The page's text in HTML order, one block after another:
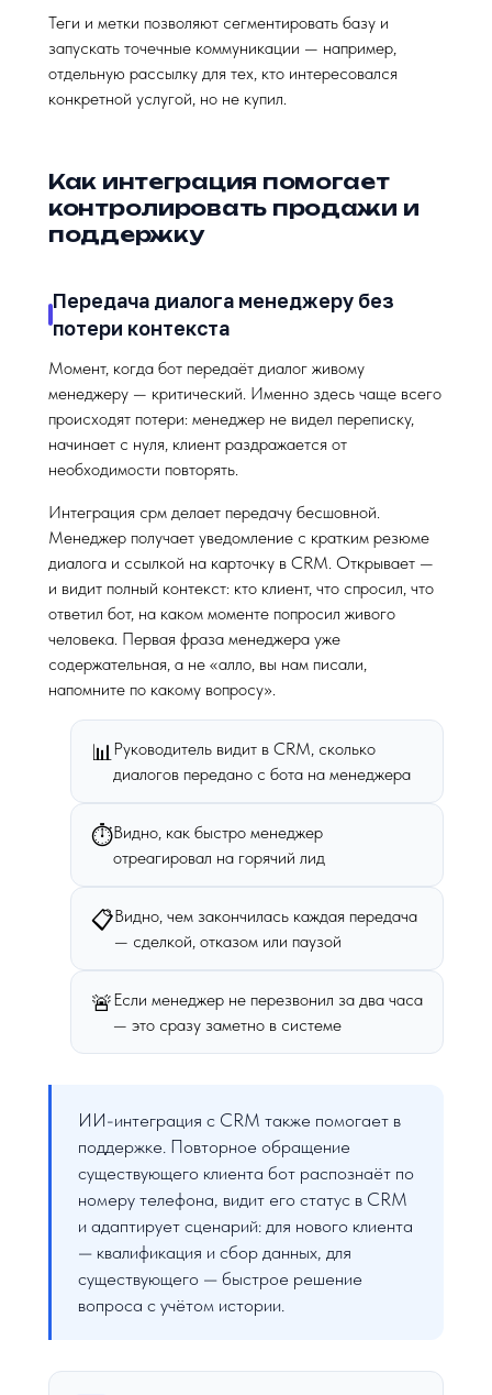
Теги и метки позволяют сегментировать базу и
запускать точечные коммуникации — например,
отдельную рассылку для тех, кто интересовался
конкретной услугой, но не купил.
Как интеграция помогает
контролировать продажи и
поддержку
Передача диалога менеджеру без
потери контекста
Момент, когда бот передаёт диалог живому
менеджеру — критический. Именно здесь чаще всего
происходят потери: менеджер не видел переписку,
начинает с нуля, клиент раздражается от
необходимости повторять.
Интеграция срм делает передачу бесшовной.
Менеджер получает уведомление с кратким резюме
диалога и ссылкой на карточку в CRM. Открывает —
и видит полный контекст: кто клиент, что спросил, что
ответил бот, на каком моменте попросил живого
человека. Первая фраза менеджера уже
содержательная, а не «алло, вы нам писали,
напомните по какому вопросу».
📊Руководитель видит в CRM, сколько
диалогов передано с бота на менеджера
⏱️Видно, как быстро менеджер
отреагировал на горячий лид
📋Видно, чем закончилась каждая передача
— сделкой, отказом или паузой
🚨Если менеджер не перезвонил за два часа
— это сразу заметно в системе
ИИ-интеграция с CRM также помогает в
поддержке. Повторное обращение
существующего клиента бот распознаёт по
номеру телефона, видит его статус в CRM
и адаптирует сценарий: для нового клиента
— квалификация и сбор данных, для
существующего — быстрое решение
вопроса с учётом истории.